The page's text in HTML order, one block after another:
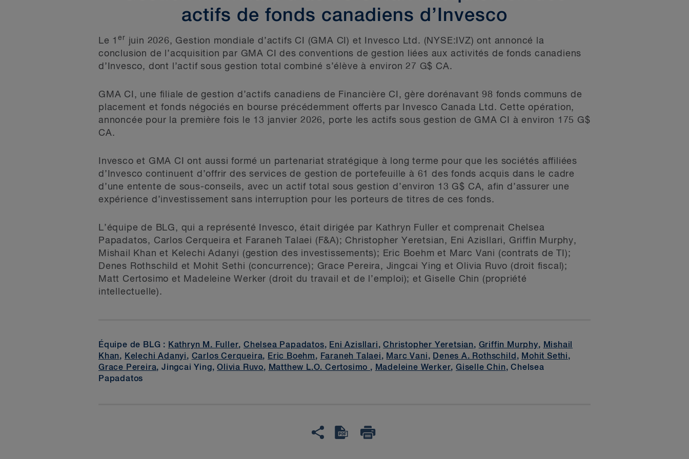
actifs de fonds canadiens d’Invesco
Le 1er
juin 2026, Gestion mondiale d’actifs CI (GMA CI) et Invesco Ltd. (NYSE:IVZ) ont annoncé la
conclusion de l’acquisition par GMA CI des conventions de gestion liées aux activités de fonds canadiens
d’Invesco, dont l’actif sous gestion total combiné s’élève à environ 27 G$ CA.
GMA CI, une filiale de gestion d’actifs canadiens de Financière CI, gère dorénavant 98 fonds communs de
placement et fonds négociés en bourse précédemment offerts par Invesco Canada Ltd. Cette opération,
annoncée pour la première fois le 13 janvier 2026, porte les actifs sous gestion de GMA CI à environ 175 G$
CA.
Invesco et GMA CI ont aussi formé un partenariat stratégique à long terme pour que les sociétés affiliées
d’Invesco continuent d’offrir des services de gestion de portefeuille à 61 des fonds acquis dans le cadre
d’une entente de sous-conseils, avec un actif total sous gestion d’environ 13 G$ CA, afin d’assurer une
expérience d’investissement sans interruption pour les porteurs de titres de ces fonds.
L’équipe de BLG, qui a représenté Invesco, était dirigée par Kathryn Fuller et comprenait Chelsea
Papadatos, Carlos Cerqueira et Faraneh Talaei (F&A); Christopher Yeretsian, Eni Azisllari, Griffin Murphy,
Mishail Khan et Kelechi Adanyi (gestion des investissements); Eric Boehm et Marc Vani (contrats de TI);
Denes Rothschild et Mohit Sethi (concurrence); Grace Pereira, Jingcai Ying et Olivia Ruvo (droit fiscal);
Matt Certosimo et Madeleine Werker (droit du travail et de l’emploi); et Giselle Chin (propriété
intellectuelle).
Équipe de BLG : Kathryn M. Fuller,Chelsea Papadatos, Eni Azisllari,Christopher Yeretsian, Griffin Murphy, Mishail
Khan, Kelechi Adanyi, Carlos Cerqueira, Eric Boehm, Faraneh Talaei, Marc Vani, Denes A. Rothschild , Mohit Sethi,
Grace Pereira, Jingcai Ying,Olivia Ruvo, Matthew L.O. Certosimo , Madeleine Werker,Giselle Chin, Chelsea
Papadatos